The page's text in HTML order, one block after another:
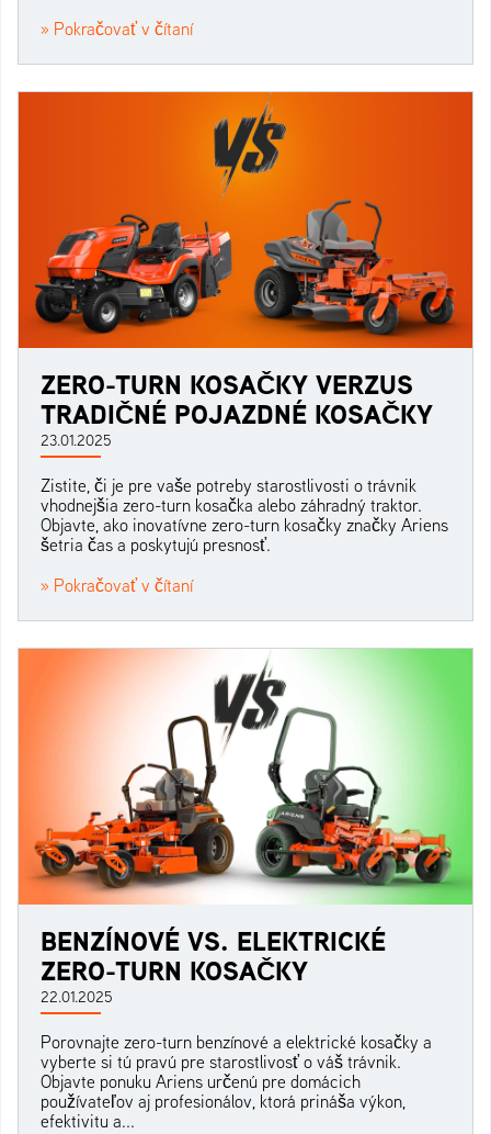
» Pokračovať v čítaní
ZERO-TURN KOSAČKY VERZUS
TRADIČNÉ POJAZDNÉ KOSAČKY
23.01.2025
Zistite, či je pre vaše potreby starostlivosti o trávnik
vhodnejšia zero-turn kosačka alebo záhradný traktor.
Objavte, ako inovatívne zero-turn kosačky značky Ariens
šetria čas a poskytujú presnosť.
» Pokračovať v čítaní
BENZÍNOVÉ VS. ELEKTRICKÉ
ZERO-TURN KOSAČKY
22.01.2025
Porovnajte zero-turn benzínové a elektrické kosačky a
vyberte si tú pravú pre starostlivosť o váš trávnik.
Objavte ponuku Ariens určenú pre domácich
používateľov aj profesionálov, ktorá prináša výkon,
efektivitu a...